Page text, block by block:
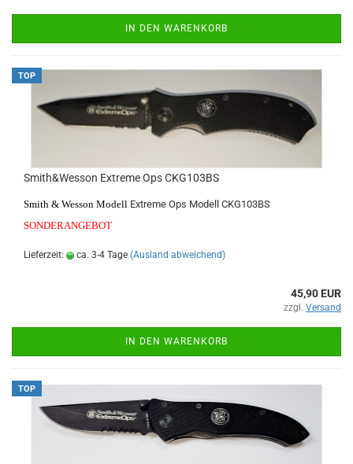
IN DEN WARENKORB
TOP
Smith&Wesson Extreme Ops CKG103BS
Smith & Wesson Modell Extreme Ops Modell CKG103BS
SONDERANGEBOT
Lieferzeit: ca. 3-4 Tage (Ausland abweichend)
45,90 EUR
zzgl. Versand
IN DEN WARENKORB
TOP